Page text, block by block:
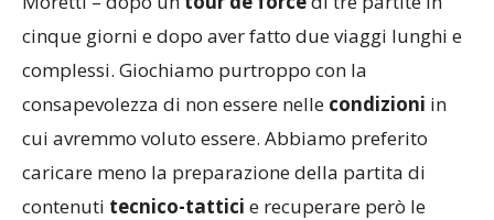
cinque giorni e dopo aver fatto due viaggi lunghi e
complessi. Giochiamo purtroppo con la
consapevolezza di non essere nelle condizioni in
cui avremmo voluto essere. Abbiamo preferito
caricare meno la preparazione della partita di
contenuti tecnico-tattici e recuperare però le